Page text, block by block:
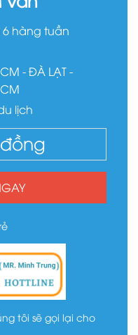
6 hàng tuần
- ĐÀ LẠT -
lịch
đồng
tôi sẽ gọi lại cho